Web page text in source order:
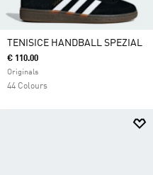
TENISICE HANDBALL SPEZIAL
€ 110.00
Originals
44 Colours